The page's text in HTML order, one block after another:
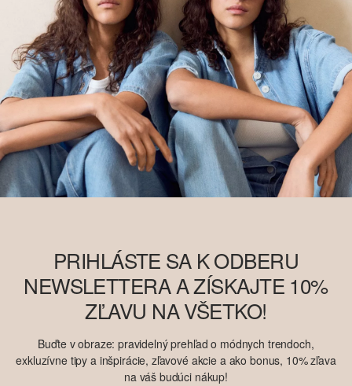
PRIHLÁSTE SA K ODBERU
NEWSLETTERA A ZÍSKAJTE 10%
ZĽAVU NA VŠETKO!
Buďte v obraze: pravidelný prehľad o módnych trendoch,
exkluzívne tipy a inšpirácie, zľavové akcie a ako bonus, 10% zľava
na váš budúci nákup!